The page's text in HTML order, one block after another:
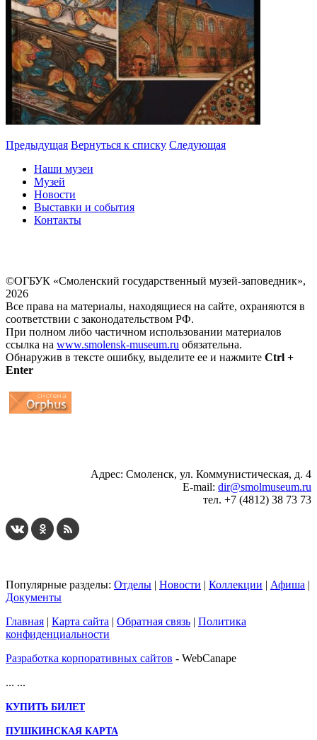
Предыдущая Вернуться к списку Следующая
Наши музеи
Музей
Новости
Выставки и события
Контакты
©ОГБУК «Смоленский государственный музей-заповедник»,
2026
Все права на материалы, находящиеся на сайте, охраняются в
соответствии с законодательством РФ.
При полном либо частичном использовании материалов
ссылка на www.smolensk-museum.ru обязательна.
Обнаружив в тексте ошибку, выделите ее и нажмите Ctrl +
Enter
Адрес: Смоленск, ул. Коммунистическая, д. 4
E-mail: dir@smolmuseum.ru
тел. +7 (4812) 38 73 73
Популярные разделы: Отделы | Новости | Коллекции | Афиша |
Документы
Главная | Карта сайта | Обратная связь | Политика
конфиденциальности
Разработка корпоративных сайтов - WebCanape
... ...
КУПИТЬ БИЛЕТ
ПУШКИНСКАЯ КАРТА